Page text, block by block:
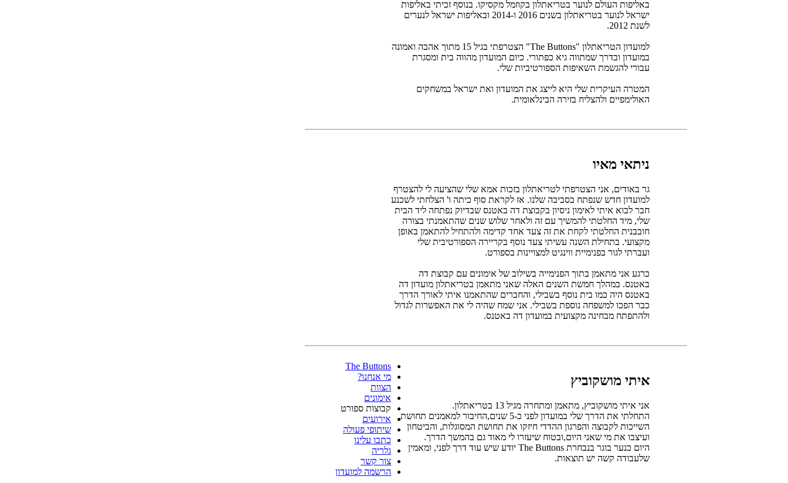
באליפות העולם לנוער בטריאתלון בקוזמל מקסיקו. בנוסף זכיתי באליפות
ישראל לנוער בטריאתלון בשנים 2016 ו-2014 ובאליפות ישראל לנערים
לשנת 2012.
למועדון הטריאתלון "The Buttons" הצטרפתי בגיל 15 מתוך אהבה ואמונה
במועדון ובדרך שמתווה גיא כפתורי. כיום המועדון מהווה בית ומסגרת
עבורי להגשמת השאיפות הספורטיביות שלי.
המטרה העיקרית שלי היא לייצג את המועדון ואת ישראל במשחקים
האולימפיים ולהצליח בזירה הבינלאומית.
ניתאי מאיו
גר באודים, אני הצטרפתי לטריאתלון בזכות אמא שלי שהציעה לי להצטרף
למועדון חדש שנפתח בסביבה שלנו. אז לקראת סוף כיתה ו' הצלחתי לשכנע
חבר לבוא איתי לאימון ניסיון בקבוצת דה באטנס שבדיוק נפתחה ליד הבית
שלי, מיד החלטתי להמשיך עם זה ולאחר שלוש שנים שהתאמנתי בצורה
חובבנית החלטתי לקחת את זה צעד אחד קדימה ולהתחיל להתאמן באופן
מקצועי. בתחילת השנה עשיתי צעד נוסף בקריירה הספורטיבית שלי
ועברתי לגור בפנימיית ווינגיט למצויינות בספורט.
כרגע אני מתאמן בתוך הפנימייה בשילוב של אימונים עם קבוצת דה
באטנס. במהלך חמשת השנים האלה שאני מתאמן בטריאתלון מועדון דה
באטנס היה כמו בית נוסף בשבילי, והחברים שהתאמנו איתי לאורך הדרך
כבר הפכו למשפחה נוספת בשבילי. אני שמח שהיה לי את האפשרות לגדול
ולהתפתח מבחינה מקצועית במועדון דה באטנס.
איתי מושקוביץ
אני איתי מושקוביץ, מתאמן ומתחרה מגיל 13 בטריאתלון.
התחלתי את הדרך שלי במועדון לפני כ-5 שנים,החיבור למאמנים תחושת
השייכות לקבוצה והפרגון ההדדי חיזקו את תחושת המסוגלות, והביטחון
ועיצבו את מי שאני היום,ובטוח שיעזרו לי מאוד גם בהמשך הדרך.
היום כנער בוגר בנבחרת The Buttons יודע שיש עוד דרך לפני, ומאמין
שלעבודה קשה יש תוצאות.
The Buttons
מי אנחנו?
הצוות
אימונים
קבוצות ספורט
אירועים
שיתופי פעולה
כתבו עלינו
גלריה
צור קשר
הרשמה למועדון